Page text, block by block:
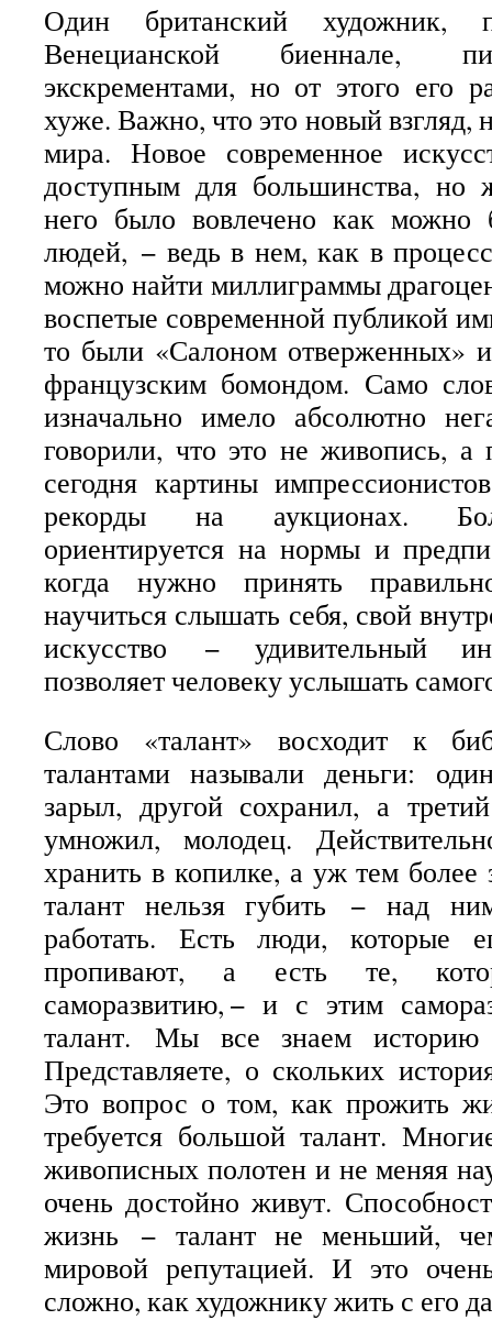
Один британский художник,
Венецианской биеннале,
экскрементами, но от этого его
хуже. Важно, что это новый взгляд,
мира. Новое современное
доступным для большинства, но
него было вовлечено как можно
людей, − ведь в нем, как в
можно найти миллиграммы
воспетые современной публикой
то были «Салоном отверженных»
французским бомондом. Само
изначально имело абсолютно
говорили, что это не живопись, а
сегодня картины
рекорды на аукционах.
ориентируется на нормы и
когда нужно принять
научиться слышать себя, свой
искусство − удивительный
позволяет человеку услышать
Слово «талант» восходит к
талантами называли деньги:
зарыл, другой сохранил, а
умножил, молодец.
хранить в копилке, а уж тем более
талант нельзя губить − над
работать. Есть люди, которые
пропивают, а есть те,
саморазвитию, − и с этим
талант.Мы все знаем историю
Представляете, о скольких
Это вопрос о том, как прожить
требуется большой талант.
живописных полотен и не меняя
очень достойно живут.
жизнь − талант не меньший,
мировой репутацией. И это
сложно, как художнику жить с его